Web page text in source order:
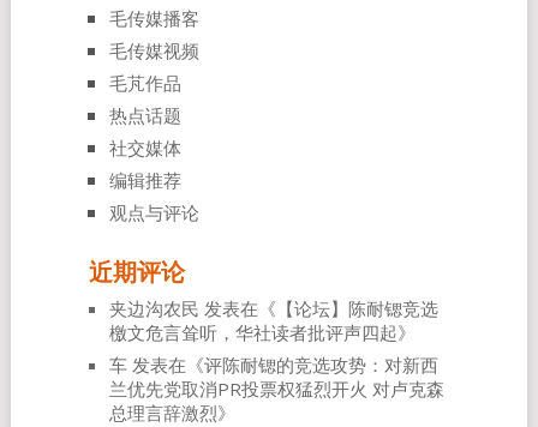
毛传媒播客
毛传媒视频
毛芃作品
热点话题
社交媒体
编辑推荐
观点与评论
近期评论
夹边沟农民 发表在《 【论坛】陈耐锶竞选
檄文危言耸听，华社读者批评声四起》
车发表在《评陈耐锶的竞选攻势：对新西
兰优先党取消PR投票权猛烈开火 对卢克森
总理言辞激烈》